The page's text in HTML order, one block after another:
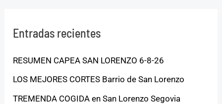
Entradas recientes
RESUMEN CAPEA SAN LORENZO 6-8-26
LOS MEJORES CORTES Barrio de San Lorenzo
TREMENDA COGIDA en San Lorenzo Segovia